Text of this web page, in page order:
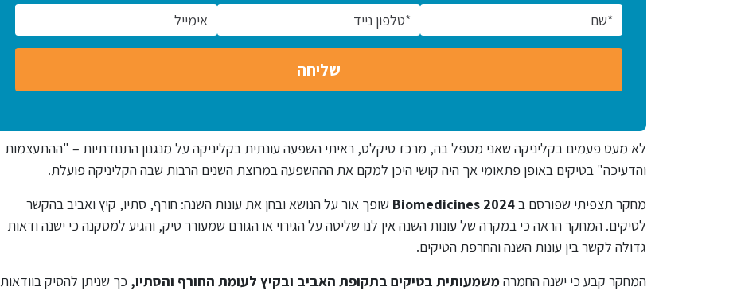
לא מעט פעמים בקליניקה שאני מטפל בה, מרכז טיקלס, ראיתי השפעה עונתית בקליניקה על מנגנון התנודתיות – "ההתעצמות
והדעיכה" בטיקים באופן פתאומי אך היה קושי היכן למקם את הההשפעה במרוצת השנים הרבות שבה הקליניקה פועלת.
מחקר תצפיתי שפורסם בBiomedicines 2024 שופך אור על הנושא ובחן את עונות השנה: חורף, סתיו, קיץ ואביב בהקשר
לטיקים. המחקר הראה כי במקרה של עונות השנה אין לנו שליטה על הגירוי או הגורם שמעורר טיק, והגיע למסקנה כי ישנה ודאות
גדולה לקשר בין עונות השנה והחרפת הטיקים.
המחקר קבע כי ישנה החמרהמשמעותית בטיקים בתקופת האביב ובקיץ לעומת החורף והסתיו, כך שניתן להסיק בוודאות